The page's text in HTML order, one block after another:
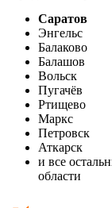
Саратов
Энгельс
Балаково
Балашов
Вольск
Пугачёв
Ртищево
Маркс
Петровск
Аткарск
и все
области